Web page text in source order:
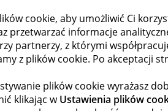
cookie, aby umożliwić Ci
przetwarzać informacje
partnerzy, z którymi
z plików cookie. Po akceptacji
plików cookie wyrażasz
klikając wUstawienia plików
Odp.: Przesyłka z
POPRZEDNIA